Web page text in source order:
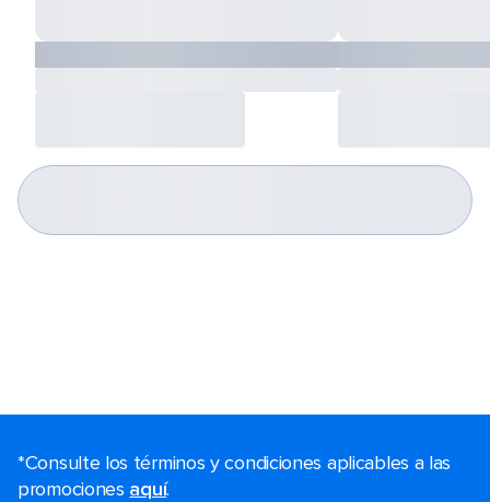
*Consulte los términos y condiciones aplicables a las
promociones aquí.